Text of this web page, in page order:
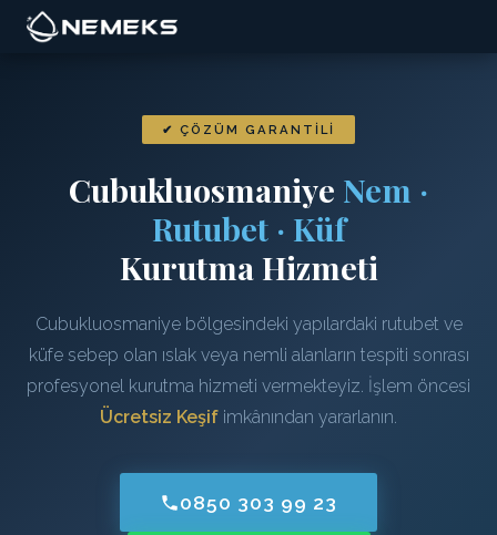
✔ ÇÖZÜM GARANTILI
Cubukluosmaniye Nem ·
Rutubet · Küf
Kurutma Hizmeti
Cubukluosmaniye bölgesindeki yapılardaki rutubet ve
küfe sebep olan ıslak veya nemli alanların tespiti sonrası
profesyonel kurutma hizmeti vermekteyiz. İşlem öncesi
Ücretsiz Keşif imkânından yararlanın.
0850 303 99 23